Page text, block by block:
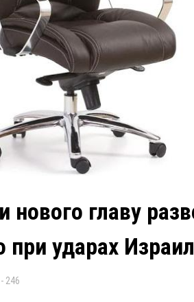
нового главу
при ударах
246